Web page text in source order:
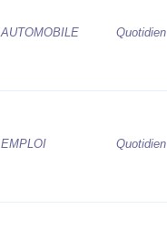
AUTOMOBILE Quotidien
EMPLOI Quotidien